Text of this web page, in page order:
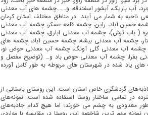
آب باریک، آبشور اسفندقه، و…….چشمه های آب معدنی
ناحیه به شمار می آیند. در مناطق مختلف استان کرمان
حسین آباد، راین، چشمه قلعه عسكر، چشمه آب معدنی
( باب ترش)، چشمه آب معدنی ابارق، چشمه آب معدنی
چشمه آب معدنی بیشه، چشمه حسین آباد، چشمه های
چشمه آب معدنی گلی آونگ، چشمه آب معدنی حوض نو،
بفرا، چشمه آب معدنی حوض باد و… (توضیح مفصل و
های یاد شده در شهرستان های مربوطه به طور کامل آورده
گردشگری خاص استان است. این روستای باستانی از
در تمامی ساختار روستا استفاده شده است. نمونه‌های
معدودی به چشم می خورند؛ اما هیچ كدام جاذبه‌های